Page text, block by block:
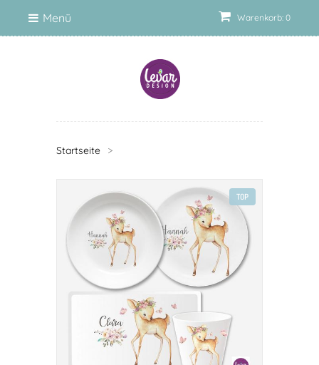
Warenkorb: 0
Menü
Startseite >
TOP